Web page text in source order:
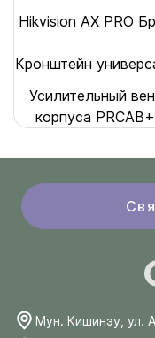
Hikvision AX PRO
Кронштейн
Усилительный
корпуса
Мун. Кишинэу, ул.